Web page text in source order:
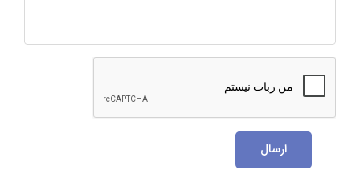
ارسال